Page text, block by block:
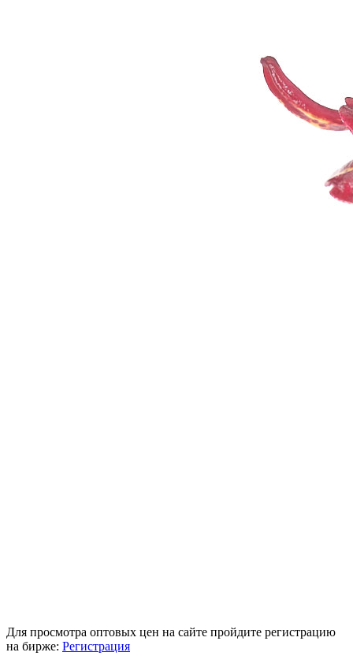
Для просмотра оптовых цен на сайте пройдите регистрацию
на бирже: Регистрация